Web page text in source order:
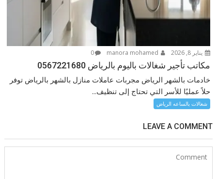
يناير 8, 2026 0
مكاتب تأجير شغالات باليوم بالرياض 0567221680
خادمات بالشهر الرياض مجربات عاملات منازل بالشهر بالرياض توفر
حلاً عمليًا للأسر التي تحتاج إلى تنظيف...
شغالات بالساعه الرياض
LEAVE A COMMENT